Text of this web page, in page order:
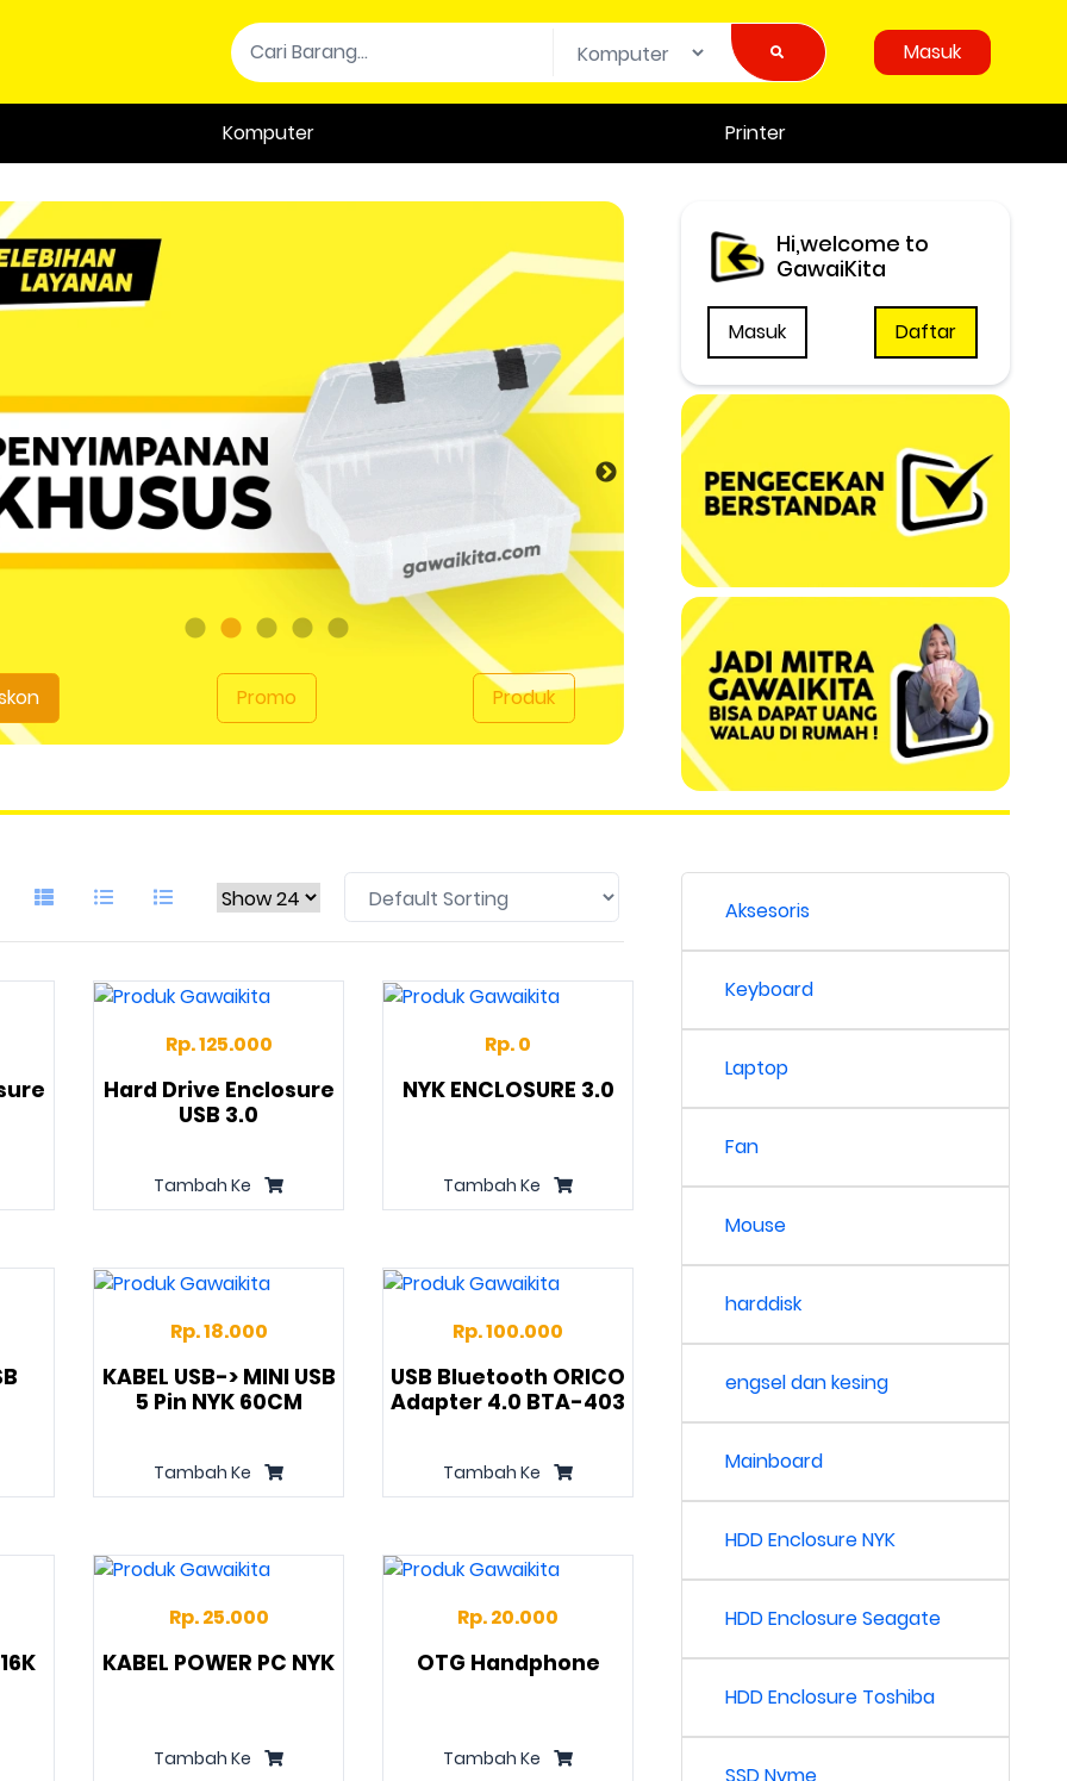
Masuk
Komputer Printer
Promo Produk
Hi,welcome to
GawaiKita
Masuk Daftar
Rp. 125.000
Hard Drive Enclosure
USB 3.0
Tambah Ke
Rp. 0
NYK ENCLOSURE 3.0
Tambah Ke
Rp. 18.000
KABEL USB-> MINI USB
5 Pin NYK 60CM
Tambah Ke
Rp. 100.000
USB Bluetooth ORICO
Adapter 4.0 BTA-403
Tambah Ke
Rp. 25.000
KABEL POWER PC NYK
Tambah Ke
Rp. 20.000
OTG Handphone
Tambah Ke
Aksesoris
Keyboard
Laptop
Fan
Mouse
harddisk
engsel dan kesing
Mainboard
HDD Enclosure NYK
HDD Enclosure Seagate
HDD Enclosure Toshiba